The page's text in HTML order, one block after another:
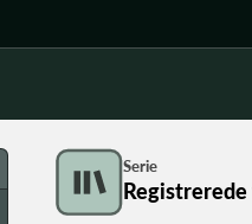
Serie